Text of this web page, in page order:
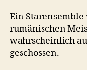
Ein
rumänischen
wahrscheinlich
geschossen.